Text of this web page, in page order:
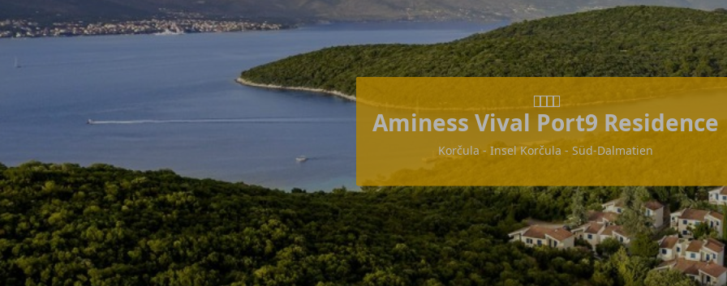
Aminess Vival Port9 Residence
Korčula - Insel Korčula - Süd-Dalmatien